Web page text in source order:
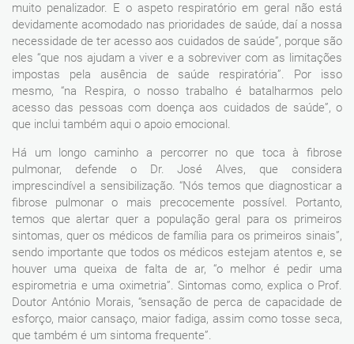
muito penalizador. E o aspeto respiratório em geral não está
devidamente acomodado nas prioridades de saúde, daí a nossa
necessidade de ter acesso aos cuidados de saúde”, porque são
eles “que nos ajudam a viver e a sobreviver com as limitações
impostas pela ausência de saúde respiratória”. Por isso
mesmo, “na Respira, o nosso trabalho é batalharmos pelo
acesso das pessoas com doença aos cuidados de saúde”, o
que inclui também aqui o apoio emocional.
Há um longo caminho a percorrer no que toca à fibrose
pulmonar, defende o Dr. José Alves, que considera
imprescindível a sensibilização. “Nós temos que diagnosticar a
fibrose pulmonar o mais precocemente possível. Portanto,
temos que alertar quer a população geral para os primeiros
sintomas, quer os médicos de família para os primeiros sinais”,
sendo importante que todos os médicos estejam atentos e, se
houver uma queixa de falta de ar, “o melhor é pedir uma
espirometria e uma oximetria”. Sintomas como, explica o Prof.
Doutor António Morais, “sensação de perca de capacidade de
esforço, maior cansaço, maior fadiga, assim como tosse seca,
que também é um sintoma frequente”.